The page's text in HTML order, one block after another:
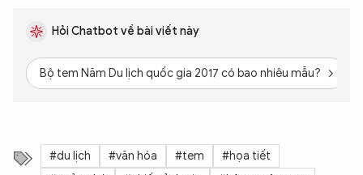
Hỏi Chatbot về bài viết này
Bộ tem Năm Du lịch quốc gia 2017 có bao nhiêu mẫu?
#du lịch #văn hóa #tem
#họa tiết